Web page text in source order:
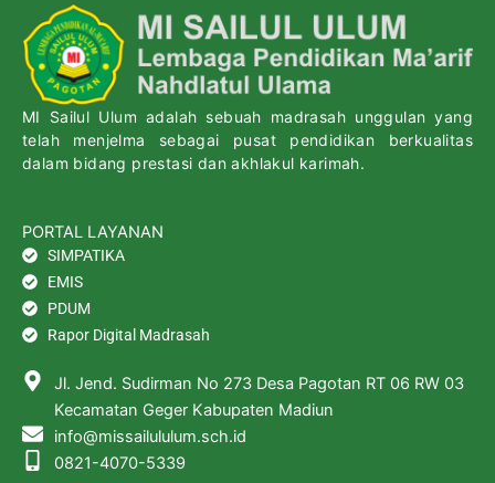
MI Sailul Ulum adalah sebuah madrasah unggulan yang
telah menjelma sebagai pusat pendidikan berkualitas
dalam bidang prestasi dan akhlakul karimah.
PORTAL LAYANAN
SIMPATIKA
EMIS
PDUM
Rapor Digital Madrasah
Jl. Jend. Sudirman No 273 Desa Pagotan RT 06 RW 03
Kecamatan Geger Kabupaten Madiun
info@missailululum.sch.id
0821-4070-5339